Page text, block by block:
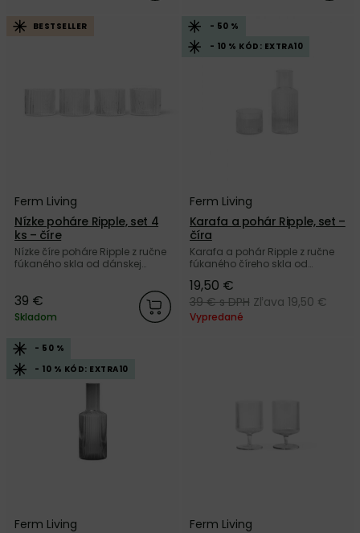
BESTSELLER
Ferm Living
Nízke poháre Ripple, set 4
ks – číre
Nízke číre poháre Ripple z ručne
fúkaného skla od dánskej
39 €
Skladom
- 50 %
- 10 % KÓD: EXTRA10
Ferm Living
Karafa a pohár Ripple, set –
číra
Karafa a pohár Ripple z ručne
fúkaného číreho skla od
19,50 €
39 €s DPH Zľava 19,50 €
Vypredané
- 50 %
- 10 % KÓD: EXTRA10
Ferm Living
Ferm Living